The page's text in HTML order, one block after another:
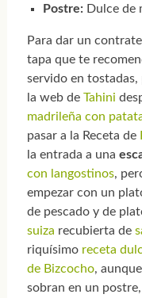
Postre: Dulce de
Para dar un
tapa que te
servido en
la web de Tahini
madrileña con
pasar a la Receta de
la entrada a una
con langostinos,
empezar con un
de pescado y de
suiza recubierta de
riquísimo receta
de Bizcocho,
sobran en un